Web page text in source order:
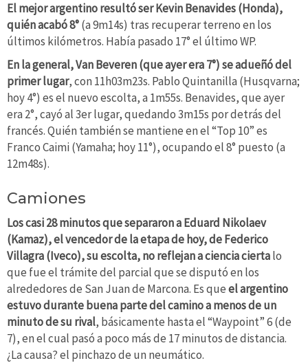
El mejor argentino resultó ser Kevin Benavides (Honda),
quién acabó 8°(a 9m14s) tras recuperar terreno en los
últimos kilómetros. Había pasado 17° el último WP.
En la general, Van Beveren (que ayer era 7°) se adueñó del
primer lugar, con 11h03m23s. Pablo Quintanilla (Husqvarna;
hoy 4°) es el nuevo escolta, a 1m55s. Benavides, que ayer
era 2°, cayó al 3er lugar, quedando 3m15s por detrás del
francés. Quién también se mantiene en el “Top 10” es
Franco Caimi (Yamaha; hoy 11°), ocupando el 8° puesto (a
12m48s).
Camiones
Los casi 28 minutos que separaron a Eduard Nikolaev
(Kamaz), el vencedor de la etapa de hoy, de Federico
Villagra (Iveco), su escolta, no reflejan a ciencia ciertalo
que fue el trámite del parcial que se disputó en los
alrededores de San Juan de Marcona. Es queel argentino
estuvo durante buena parte del camino a menos de un
minuto de su rival, básicamente hasta el “Waypoint” 6 (de
7), en el cual pasó a poco más de 17 minutos de distancia.
¿La causa? el pinchazo de un neumático.